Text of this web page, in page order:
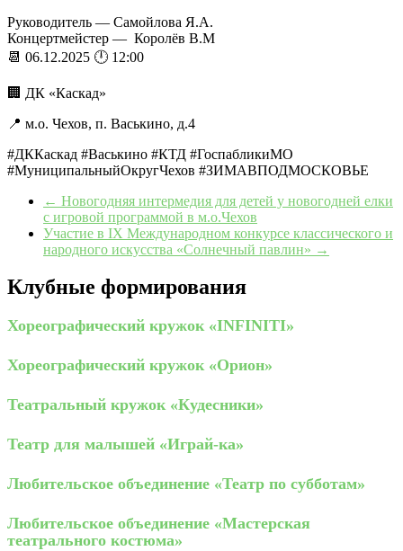
Руководитель — Самойлова Я.А.
Концертмейстер — Королёв В.М
📆 06.12.2025 🕛 12:00
🏢 ДК «Каскад»
📍 м.о. Чехов, п. Васькино, д.4
#ДККаскад #Васькино #КТД #ГоспабликиМО
#МуниципальныйОкругЧехов #ЗИМАВПОДМОСКОВЬЕ
← Новогодняя интермедия для детей у новогодней елки
с игровой программой в м.о.Чехов
Участие в IX Международном конкурсе классического и
народного искусства «Солнечный павлин» →
Клубные формирования
Хореографический кружок «INFINITI»
Хореографический кружок «Орион»
Театральный кружок «Кудесники»
Театр для малышей «Играй-ка»
Любительское объединение «Театр по субботам»
Любительское объединение «Мастерская
театрального костюма»